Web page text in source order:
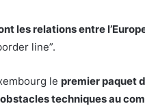
les relations entre
line”.
le premier paquet
techniques au